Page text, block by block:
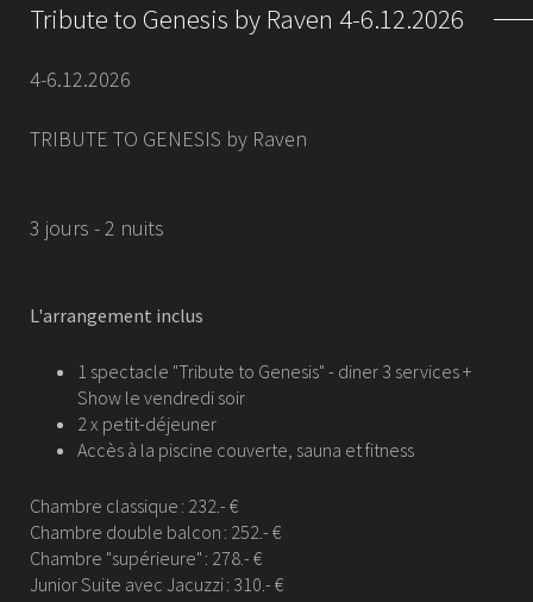
Tribute to Genesis by Raven 4-6.12.2026
4-6.12.2026
TRIBUTE TO GENESIS by Raven
3 jours - 2 nuits
L'arrangement inclus
1 spectacle "Tribute to Genesis" - diner 3 services +
Show le vendredi soir
2 x petit-déjeuner
Accès à la piscine couverte, sauna et fitness
Chambre classique : 232.- €
Chambre double balcon : 252.- €
Chambre "supérieure" : 278.- €
Junior Suite avec Jacuzzi : 310.- €